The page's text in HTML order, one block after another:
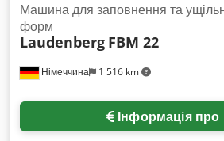
Німеччина 1 516 km
Машина для заповнення та
форм
Laudenberg FBM 22
Інформація про